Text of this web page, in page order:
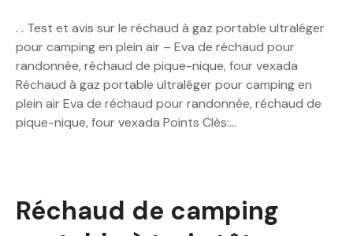
. . Test et avis sur le réchaud à gaz portable ultraléger
pour camping en plein air – Eva de réchaud pour
randonnée, réchaud de pique-nique, four vexada
Réchaud à gaz portable ultraléger pour camping en
plein air Eva de réchaud pour randonnée, réchaud de
pique-nique, four vexada Points Clés:…
Réchaud de camping